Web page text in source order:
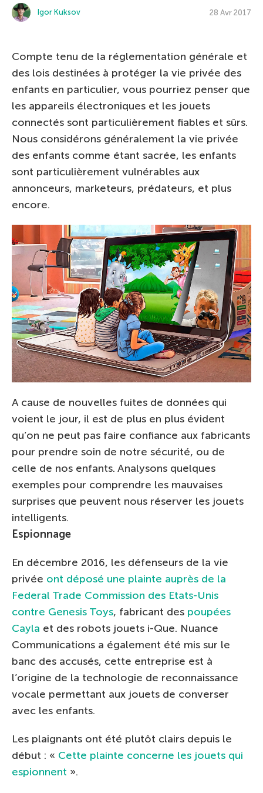
Igor Kuksov 28 Avr 2017
Compte tenu de la réglementation générale et
des lois destinées à protéger la vie privée des
enfants en particulier, vous pourriez penser que
les appareils électroniques et les jouets
connectés sont particulièrement fiables et sûrs.
Nous considérons généralement la vie privée
des enfants comme étant sacrée, les enfants
sont particulièrement vulnérables aux
annonceurs, marketeurs, prédateurs, et plus
encore.
A cause de nouvelles fuites de données qui
voient le jour, il est de plus en plus évident
qu’on ne peut pas faire confiance aux fabricants
pour prendre soin de notre sécurité, ou de
celle de nos enfants. Analysons quelques
exemples pour comprendre les mauvaises
surprises que peuvent nous réserver les jouets
intelligents.
Espionnage
En décembre 2016, les défenseurs de la vie
privée ont déposé une plainte auprès de la
Federal Trade Commission des Etats-Unis
contre Genesis Toys, fabricant des poupées
Cayla et des robots jouets i-Que. Nuance
Communications a également été mis sur le
banc des accusés, cette entreprise est à
l’origine de la technologie de reconnaissance
vocale permettant aux jouets de converser
avec les enfants.
Les plaignants ont été plutôt clairs depuis le
début : « Cette plainte concerne les jouets qui
espionnent ».